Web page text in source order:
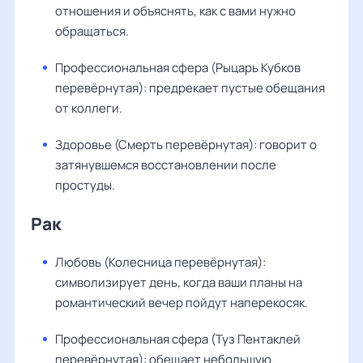
отношения и объяснять, как с вами нужно
обращаться.
Профессиональная сфера (Рыцарь Кубков
перевёрнутая): предрекает пустые обещания
от коллеги.
Здоровье (Смерть перевёрнутая): говорит о
затянувшемся восстановлении после
простуды.
Рак
Любовь (Колесница перевёрнутая):
символизирует день, когда ваши планы на
романтический вечер пойдут наперекосяк.
Профессиональная сфера (Туз Пентаклей
перевёрнутая): обещает небольшую